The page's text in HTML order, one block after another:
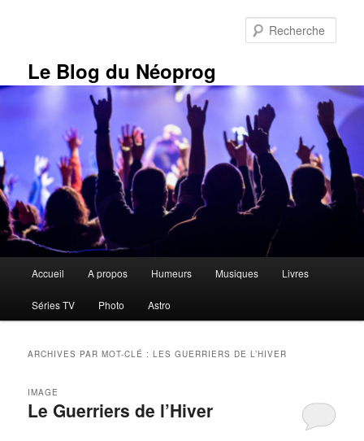
Le Blog du Néoprog
Accueil A propos Humeurs Musiques Livres
Séries TV Photo Astro
ARCHIVES PAR MOT-CLÉ :LES GUERRIERS DE L’HIVER
Le Guerriers de l’Hiver
IMAGE